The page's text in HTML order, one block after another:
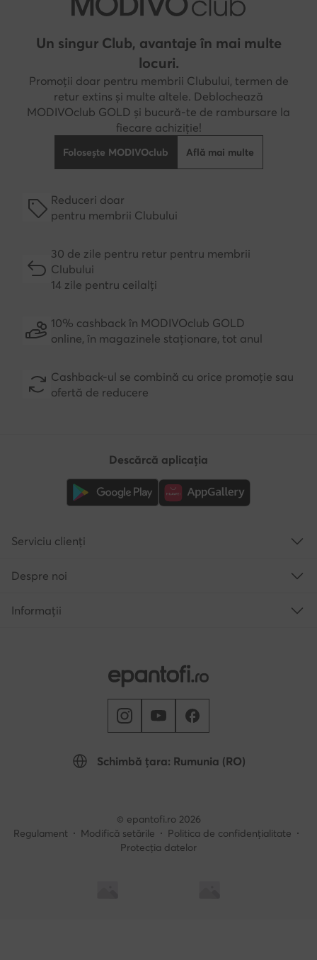
Un singur Club, avantaje în mai multe
locuri.
Promoții doar pentru membrii Clubului, termen de
retur extins și multe altele. Deblochează
MODIVOclub GOLD și bucură-te de rambursare la
fiecare achiziție!
Folosește MODIVOclub Află mai multe
Reduceri doar
pentru membrii Clubului
30 de zile pentru retur pentru membrii
Clubului
14 zile pentru ceilalți
10% cashback în MODIVOclub GOLD
online, în magazinele staționare, tot anul
Cashback-ul se combină cu orice promoție sau
ofertă de reducere
Schimbă țara: Rumunia (RO)
Descărcă aplicația
Serviciu clienți
Despre noi
Informații
© epantofi.ro 2026
Regulament
Modifică setările
Politica de confidențialitate
Protecția datelor